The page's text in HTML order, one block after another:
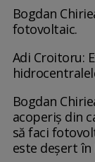
Bogdan
fotovoltaic.
Adi Croitoru:
Bogdan
acoperiş din
să faci
este deşert în